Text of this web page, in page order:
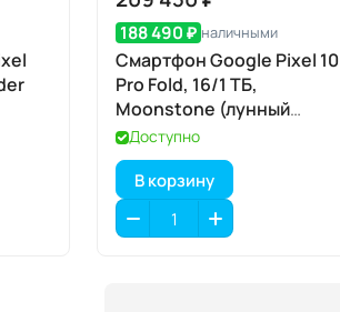
188 490 ₽ наличными
Смартфон Google Pixel 10
Pro Fold, 16/1 ТБ,
Moonstone (лунный
камень)
Доступно
В корзину